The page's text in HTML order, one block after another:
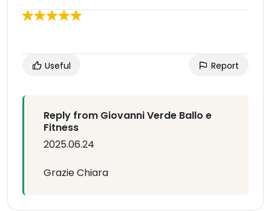
Useful Report
Reply from Giovanni Verde Ballo e
Fitness
2025.06.24
Grazie Chiara